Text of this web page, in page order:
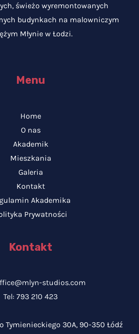
świeżo wyremontowanych
budynkach na malowniczym
Młynie w Łodzi.
Menu
Home
O nas
Akademik
Mieszkania
Galeria
Kontakt
Akademika
Prywatności
Kontakt
studios.com
Tel: 793 210 423
Tymienieckiego 30A, 90-350 Łódź